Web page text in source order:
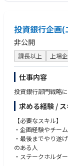
・DevOpsツールセ
・強力なバイリン
求められるより広
・セキュリティと
での大規模な配信
要因。
・大規模なクラウ
門家。AWS および
を把握しています。
・プラットフォー
ャルメディアチャ
のデジタル関連テ
チャネルアプリケ
び従来の統合テク
投資銀行企画
非公開
課長以上 上場
仕事内容
投資銀行部門戦略
求める経験 /
【必要なスキル】
・企画経験やチー
・最後までやり遂
のある人
・ステークホルダ